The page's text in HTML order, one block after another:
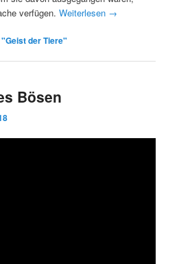
verfügen.Weiterlesen →
der Tiere"
Bösen